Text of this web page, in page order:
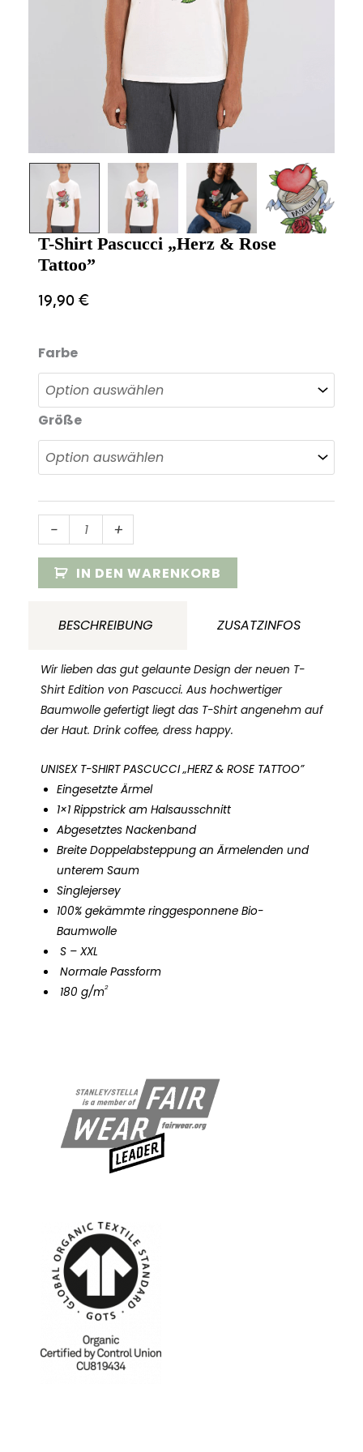
T-Shirt Pascucci „Herz & Rose
Tattoo”
19,90€
Farbe
Größe
-
T-
Shirt
Pascucci
Tattoo”
Menge
+
IN DEN WARENKORB
BESCHREIBUNG ZUSATZINFOS
Wir lieben das gut gelaunte Design der neuen T-
Shirt Edition von Pascucci. Aus hochwertiger
Baumwolle gefertigt liegt das T-Shirt angenehm auf
der Haut. Drink coffee, dress happy.
UNISEX T-SHIRT PASCUCCI „HERZ & ROSE TATTOO”
Eingesetzte Ärmel
1×1 Rippstrick am Halsausschnitt
Abgesetztes Nackenband
Breite Doppelabsteppung an Ärmelenden und
unterem Saum
Singlejersey
100% gekämmte ringgesponnene Bio-
Baumwolle
S – XXL
Normale Passform
180 g/m2